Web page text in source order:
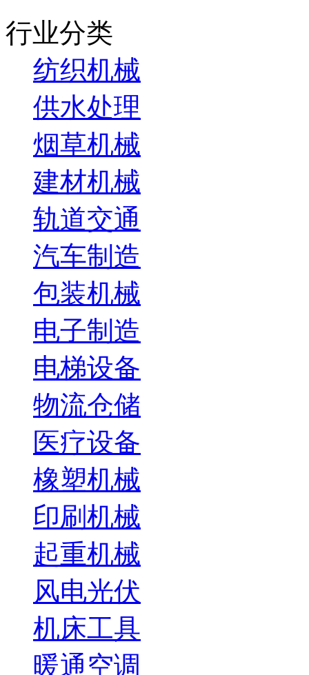
行业分类
纺织机械
供水处理
烟草机械
建材机械
轨道交通
汽车制造
包装机械
电子制造
电梯设备
物流仓储
医疗设备
橡塑机械
印刷机械
起重机械
风电光伏
机床工具
暖通空调